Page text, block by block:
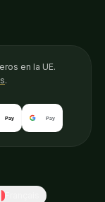
en la UE.
.
Pay Pay